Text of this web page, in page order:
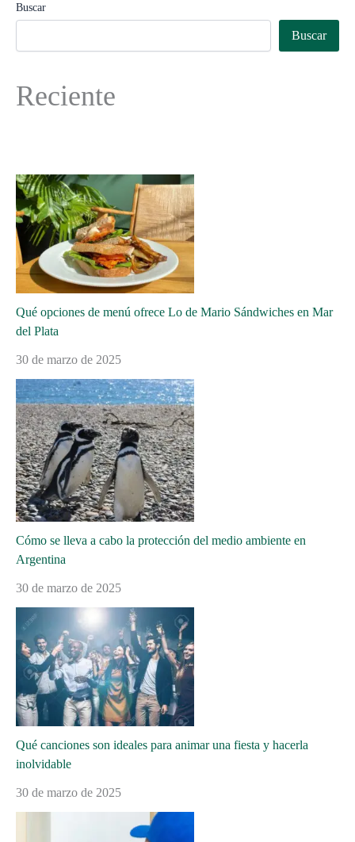
Buscar
Buscar
Reciente
Qué opciones de menú ofrece Lo de Mario Sándwiches en Mar
del Plata
30 de marzo de 2025
Cómo se lleva a cabo la protección del medio ambiente en
Argentina
30 de marzo de 2025
Qué canciones son ideales para animar una fiesta y hacerla
inolvidable
30 de marzo de 2025